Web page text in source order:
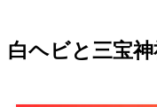
白ヘビと三宝